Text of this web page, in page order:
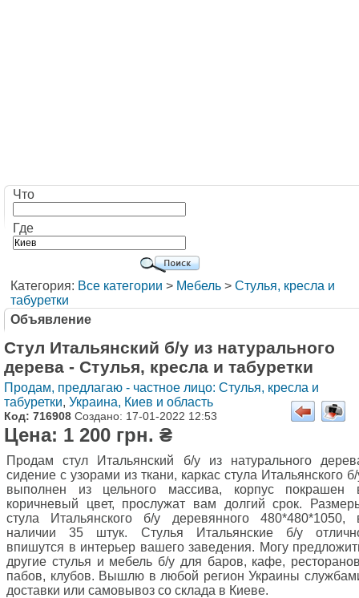
Что
Где
Категория: Все категории > Мебель > Стулья, кресла и
табуретки
Объявление
Стул Итальянский б/у из натурального
дерева - Стулья, кресла и табуретки
Продам, предлагаю - частное лицо: Стулья, кресла и
табуретки, Украина, Киев и область
Код: 716908 Создано: 17-01-2022 12:53
Цена: 1 200 грн. ₴
Продам стул Итальянский б/у из натурального
сидение с узорами из ткани, каркас стула Итальянского
выполнен из цельного массива, корпус покрашен
коричневый цвет, прослужат вам долгий срок.
стула Итальянского б/у деревянного 480*480*1050,
наличии 35 штук. Стулья Итальянские б/у
впишутся в интерьер вашего заведения. Могу
другие стулья и мебель б/у для баров, кафе,
пабов, клубов. Вышлю в любой регион Украины
доставки или самовывоз со склада в Киеве.